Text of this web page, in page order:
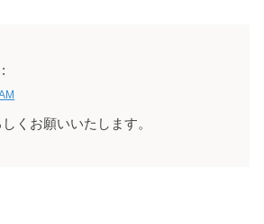
くお願いいたします。